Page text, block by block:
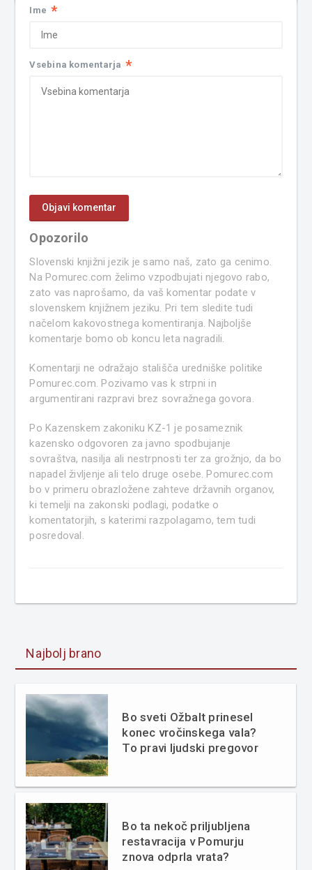
Ime *
Vsebina komentarja *
Opozorilo
Slovenski knjižni jezik je samo naš, zato ga cenimo.
Na Pomurec.com želimo vzpodbujati njegovo rabo,
zato vas naprošamo, da vaš komentar podate v
slovenskem knjižnem jeziku. Pri tem sledite tudi
načelom kakovostnega komentiranja. Najboljše
komentarje bomo ob koncu leta nagradili.
Komentarji ne odražajo stališča uredniške politike
Pomurec.com. Pozivamo vas k strpni in
argumentirani razpravi brez sovražnega govora.
Po Kazenskem zakoniku KZ-1 je posameznik
kazensko odgovoren za javno spodbujanje
sovraštva, nasilja ali nestrpnosti ter za grožnjo, da bo
napadel življenje ali telo druge osebe. Pomurec.com
bo v primeru obrazložene zahteve državnih organov,
ki temelji na zakonski podlagi, podatke o
komentatorjih, s katerimi razpolagamo, tem tudi
posredoval.
Najbolj brano
Bo sveti Ožbalt prinesel
konec vročinskega vala?
To pravi ljudski pregovor
Bo ta nekoč priljubljena
restavracija v Pomurju
znova odprla vrata?